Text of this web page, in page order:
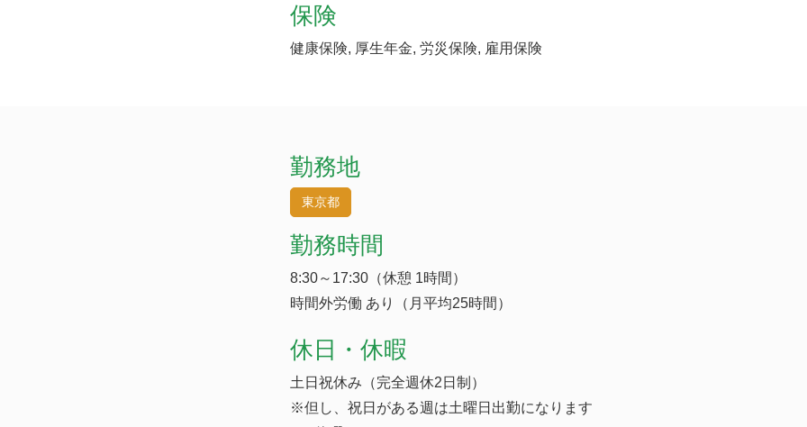
保険
健康保険, 厚生年金, 労災保険, 雇用保険
勤務地
東京都
勤務時間
8:30～17:30（休憩 1時間）
時間外労働 あり（月平均25時間）
休日・休暇
土日祝休み（完全週休2日制）
※但し、祝日がある週は土曜日出勤になります